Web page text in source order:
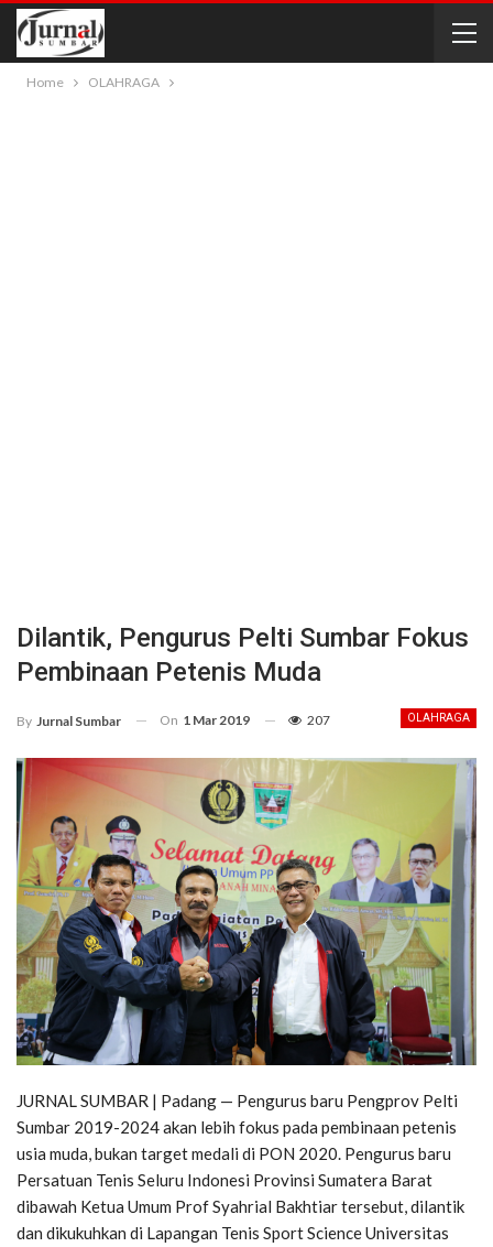
Home OLAHRAGA
Dilantik, Pengurus Pelti Sumbar Fokus
Pembinaan Petenis Muda
OLAHRAGA
By Jurnal Sumbar On 1 Mar 2019 207
JURNAL SUMBAR | Padang — Pengurus baru Pengprov Pelti
Sumbar 2019-2024 akan lebih fokus pada pembinaan petenis
usia muda, bukan target medali di PON 2020. Pengurus baru
Persatuan Tenis Seluru Indonesi Provinsi Sumatera Barat
dibawah Ketua Umum Prof Syahrial Bakhtiar tersebut, dilantik
dan dikukuhkan di Lapangan Tenis Sport Science Universitas